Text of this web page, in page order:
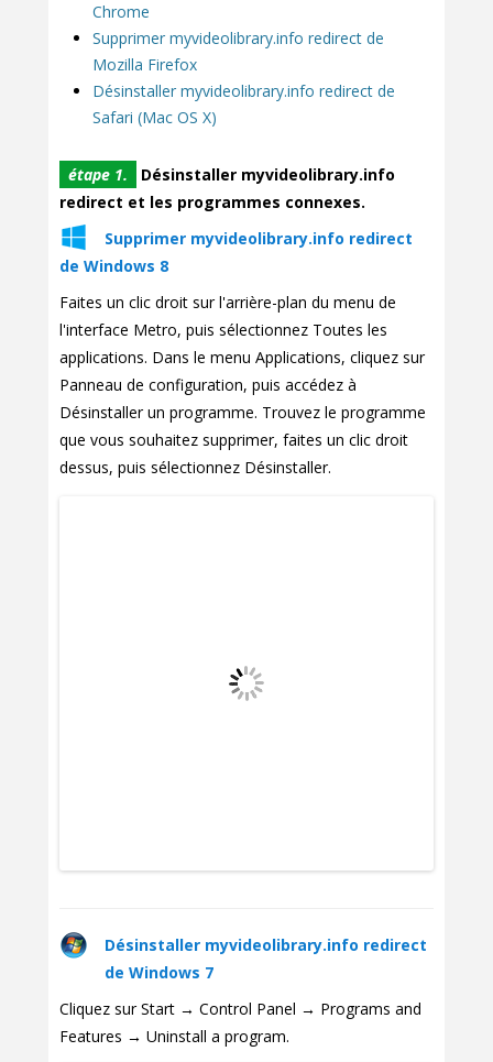
Chrome
Supprimer myvideolibrary.info redirect de
Mozilla Firefox
Désinstaller myvideolibrary.info redirect de
Safari (Mac OS X)
étape 1.
Désinstaller myvideolibrary.info
redirect et les programmes connexes.
Supprimer myvideolibrary.info redirect
de Windows 8
Faites un clic droit sur l'arrière-plan du menu de
l'interface Metro, puis sélectionnez Toutes les
applications. Dans le menu Applications, cliquez sur
Panneau de configuration, puis accédez à
Désinstaller un programme. Trouvez le programme
que vous souhaitez supprimer, faites un clic droit
dessus, puis sélectionnez Désinstaller.
Désinstaller myvideolibrary.info redirect
de Windows 7
Cliquez sur Start → Control Panel → Programs and
Features → Uninstall a program.